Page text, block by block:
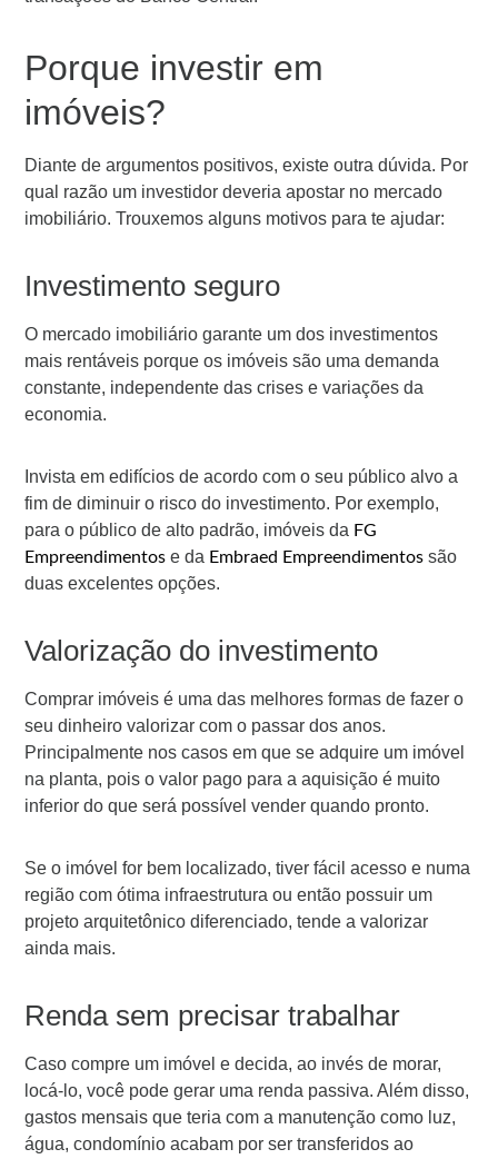
Porque investir em
imóveis?
Diante de argumentos positivos, existe outra dúvida. Por
qual razão um investidor deveria apostar no mercado
imobiliário. Trouxemos alguns motivos para te ajudar:
Investimento seguro
O mercado imobiliário garante um dos investimentos
mais rentáveis porque os imóveis são uma demanda
constante, independente das crises e variações da
economia.
Invista em edifícios de acordo com o seu público alvo a
fim de diminuir o risco do investimento. Por exemplo,
para o público de alto padrão, imóveis da FG
Empreendimentos e da Embraed Empreendimentos são
duas excelentes opções.
Valorização do investimento
Comprar imóveis é uma das melhores formas de fazer o
seu dinheiro valorizar com o passar dos anos.
Principalmente nos casos em que se adquire um imóvel
na planta, pois o valor pago para a aquisição é muito
inferior do que será possível vender quando pronto.
Se o imóvel for bem localizado, tiver fácil acesso e numa
região com ótima infraestrutura ou então possuir um
projeto arquitetônico diferenciado, tende a valorizar
ainda mais.
Renda sem precisar trabalhar
Caso compre um imóvel e decida, ao invés de morar,
locá-lo, você pode gerar uma renda passiva. Além disso,
gastos mensais que teria com a manutenção como luz,
água, condomínio acabam por ser transferidos ao